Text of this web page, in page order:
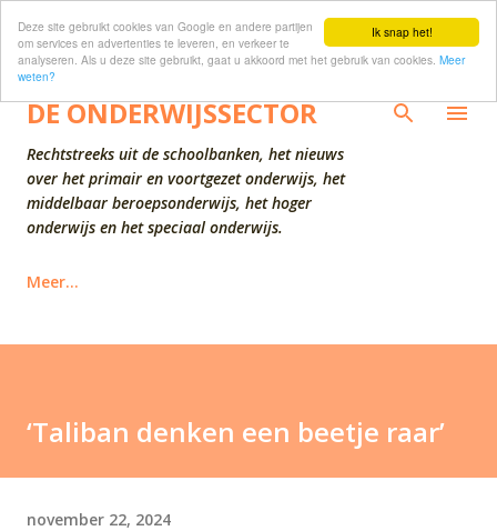
Ik snap het!
Deze site gebruikt cookies van Google en andere partijen
om services en advertenties te leveren, en verkeer te
analyseren. Als u deze site gebruikt, gaat u akkoord met het gebruik van cookies. Meer
weten?
Doorgaan naar hoofdcontent
DE ONDERWIJSSECTOR
Rechtstreeks uit de schoolbanken, het nieuws
over het primair en voortgezet onderwijs, het
middelbaar beroepsonderwijs, het hoger
onderwijs en het speciaal onderwijs.
Meer…
‘Taliban denken een beetje raar’
november 22, 2024